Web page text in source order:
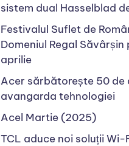
sistem dual Hasselblad
Festivalul Suflet de
Domeniul Regal Săvârșin
aprilie
Acer sărbătorește 50 de
avangarda tehnologiei
Acel Martie (2025)
TCL aduce noi soluții Wi-